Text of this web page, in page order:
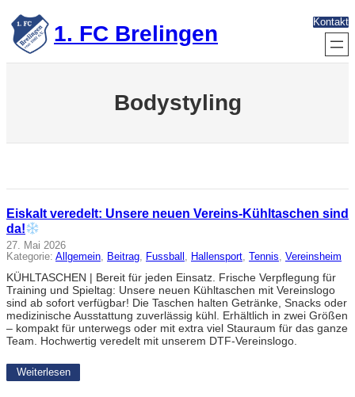
Zum
Inhalt
springen 1. FC Brelingen Kontakt
Bodystyling
Eiskalt veredelt: Unsere neuen Vereins-Kühltaschen sind
da!
27. Mai 2026
Kategorie: Allgemein, Beitrag, Fussball , Hallensport, Tennis, Vereinsheim
KÜHLTASCHEN | Bereit für jeden Einsatz. Frische Verpflegung für
Training und Spieltag: Unsere neuen Kühltaschen mit Vereinslogo
sind ab sofort verfügbar! Die Taschen halten Getränke, Snacks oder
medizinische Ausstattung zuverlässig kühl. Erhältlich in zwei Größen
– kompakt für unterwegs oder mit extra viel Stauraum für das ganze
Team. Hochwertig veredelt mit unserem DTF-Vereinslogo.
Weiterlesen